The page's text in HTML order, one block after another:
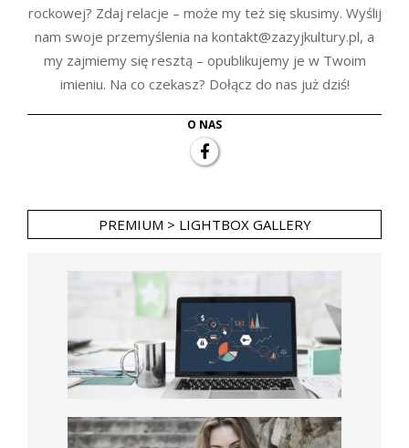
rockowej? Zdaj relacje – może my też się skusimy. Wyślij
nam swoje przemyślenia na kontakt@zazyjkultury.pl, a
my zajmiemy się resztą – opublikujemy je w Twoim
imieniu. Na co czekasz? Dołącz do nas już dziś!
O NAS
PREMIUM > LIGHTBOX GALLERY